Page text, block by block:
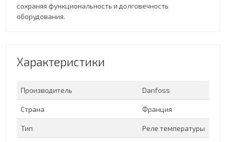
сохраняя функциональность и долговечность
оборудования.
Характеристики
Производитель Danfoss
Страна Франция
Тип Реле температуры